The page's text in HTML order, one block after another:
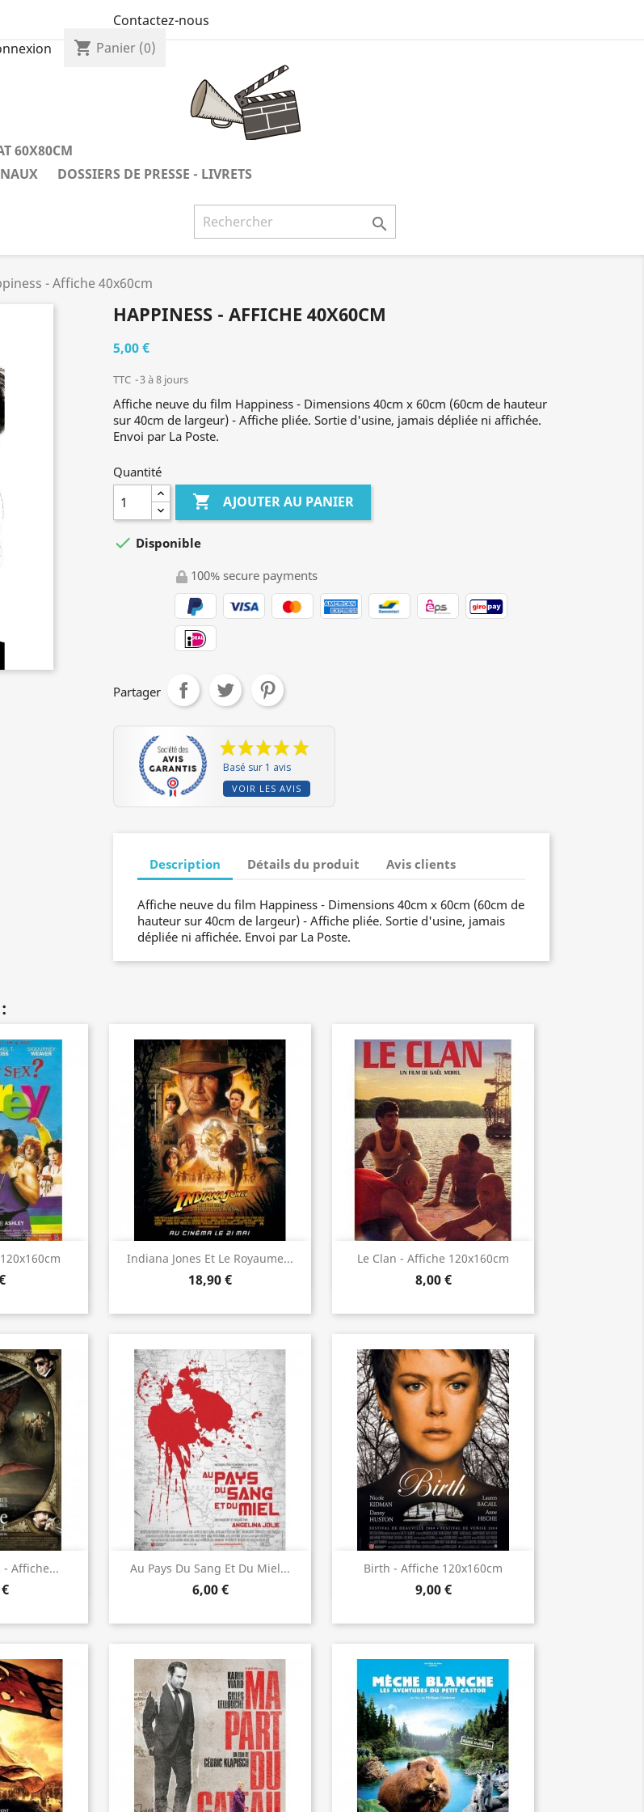
Contactez-nous
shopping_cart Panier (0)
60X80CM
DOSSIERS DE PRESSE - LIVRETS

- Affiche 40x60cm
HAPPINESS - AFFICHE 40X60CM
5,00 €
TTC 3 à 8 jours
Affiche neuve du film Happiness - Dimensions 40cm x 60cm (60cm de hauteur
sur 40cm de largeur) - Affiche pliée. Sortie d'usine, jamais dépliée ni affichée.
Envoi par La Poste.
Quantité
 AJOUTER AU PANIER
 Disponible
100% secure payments
Partager
Basé sur 1 avis
VOIR LES AVIS
Description Détails du produit Avis clients
Affiche neuve du film Happiness - Dimensions 40cm x 60cm (60cm de
hauteur sur 40cm de largeur) - Affiche pliée. Sortie d'usine, jamais
dépliée ni affichée. Envoi par La Poste.
Indiana Jones Et Le Royaume...
18,90 €
Aperçu rapide Le Clan - Affiche 120x160cm
8,00 €
 Aperçu rapide
- Affiche... Au Pays Du Sang Et Du Miel...
6,00 €
 Aperçu rapide Birth - Affiche 120x160cm
9,00 €
 Aperçu rapide